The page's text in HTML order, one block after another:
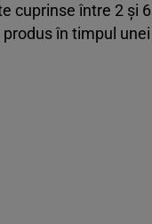
cuprinse între 2 și
în timpul